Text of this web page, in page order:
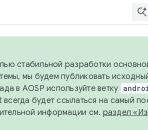
стабильной разработки
мы будем публиковать
в AOSP используйте ветку
всегда будет ссылаться на самый
информации см. раздел